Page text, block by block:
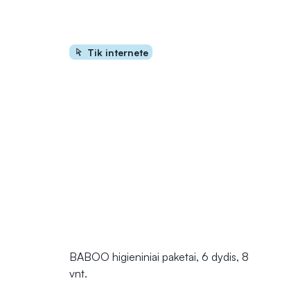
Tik internete
BABOO higieniniai paketai, 6 dydis, 8
vnt.